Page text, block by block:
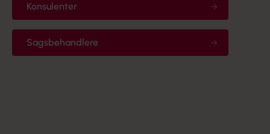
Konsulenter
Sagsbehandlere